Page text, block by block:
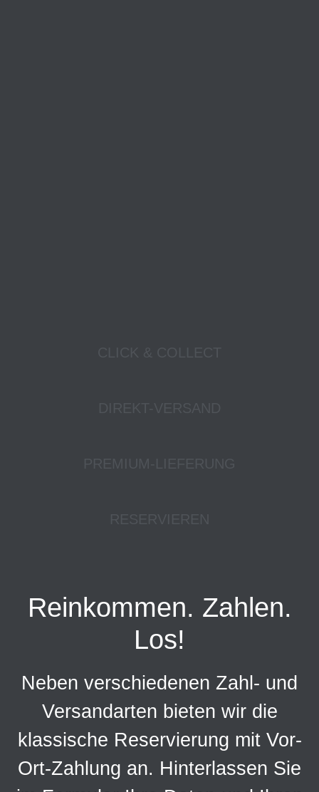
Reinkommen. Zahlen.
Los!
Neben verschiedenen Zahl- und
Versandarten bieten wir die
klassische Reservierung mit Vor-
Ort-Zahlung an. Hinterlassen Sie